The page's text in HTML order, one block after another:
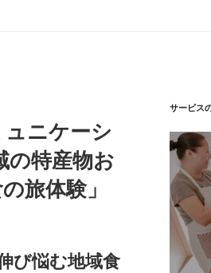
ュニケーシ
の特産物お
旅体験」
び悩む地域食
サービス